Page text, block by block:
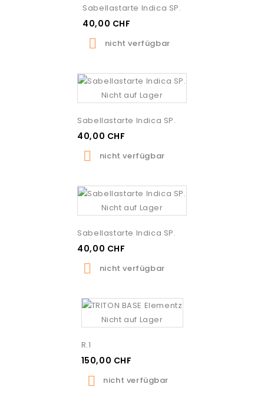
Sabellastarte Indica SP.
40,00 CHF
 nicht verfügbar
Nicht auf Lager
Sabellastarte Indica SP.
40,00 CHF
 nicht verfügbar
Nicht auf Lager
Sabellastarte Indica SP.
40,00 CHF
 nicht verfügbar
Nicht auf Lager
R.1
150,00 CHF
 nicht verfügbar